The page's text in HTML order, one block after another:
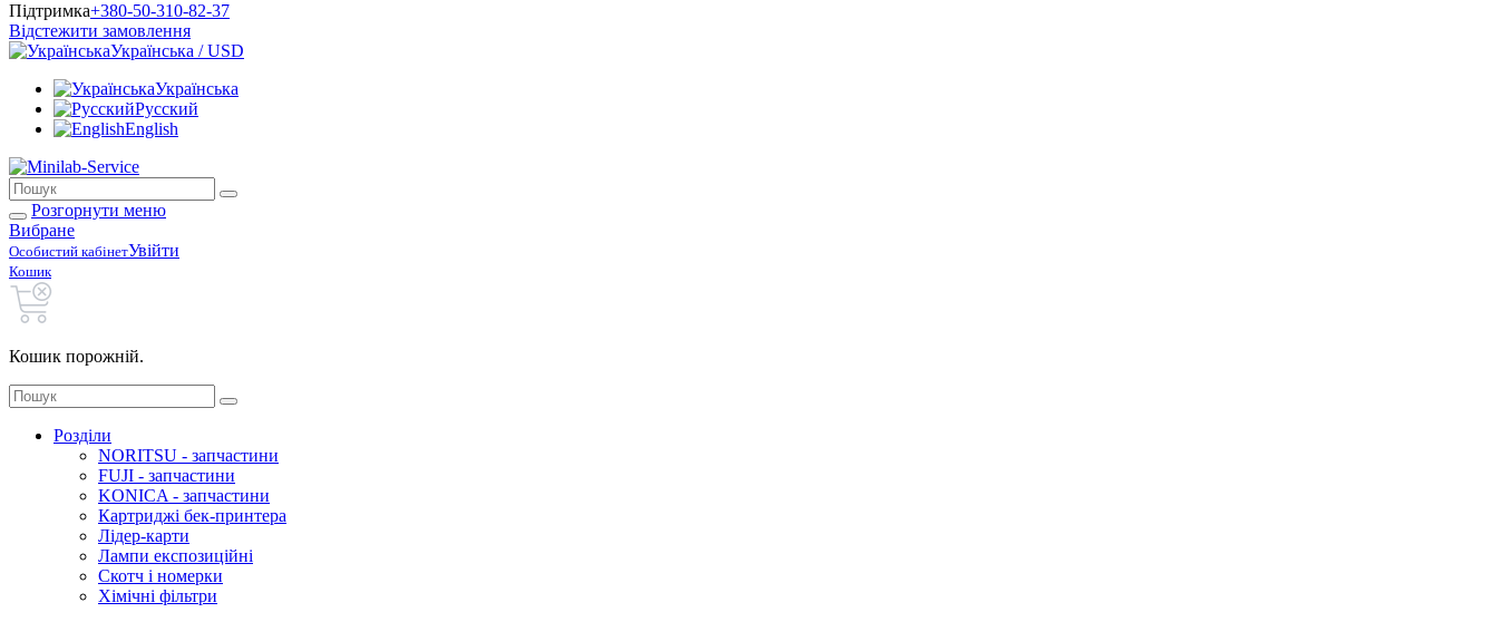
Підтримка+380-50-310-82-37
Відстежити замовлення
Українська / USD
Українська
Русский
English
Розгорнути меню
Вибране
Особистий кабінетУвійти
Кошик
Кошик порожній.
Розділи
NORITSU - запчастини
FUJI - запчастини
KONICA - запчастини
Картриджі бек-принтера
Лідер-карти
Лампи експозиційні
Скотч і номерки
Хімічні фільтри